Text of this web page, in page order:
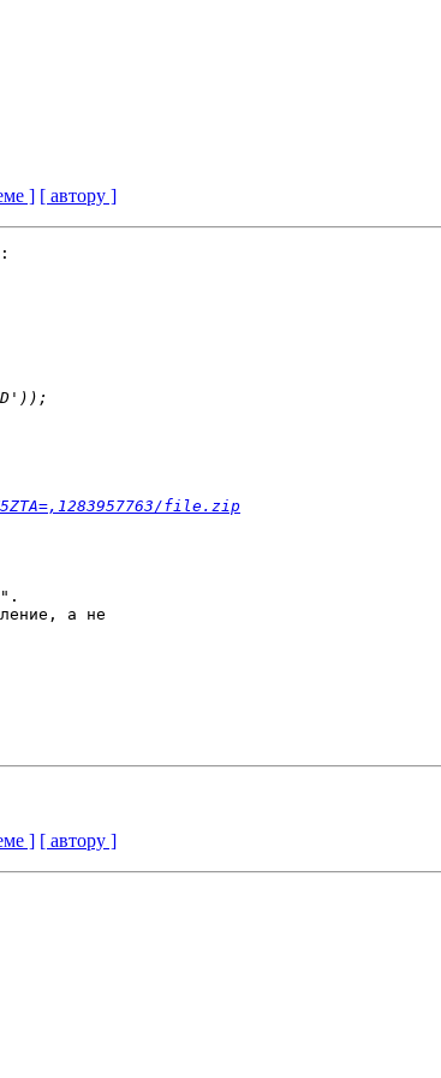
] [ автору ]
file.zip
а не
] [ автору ]